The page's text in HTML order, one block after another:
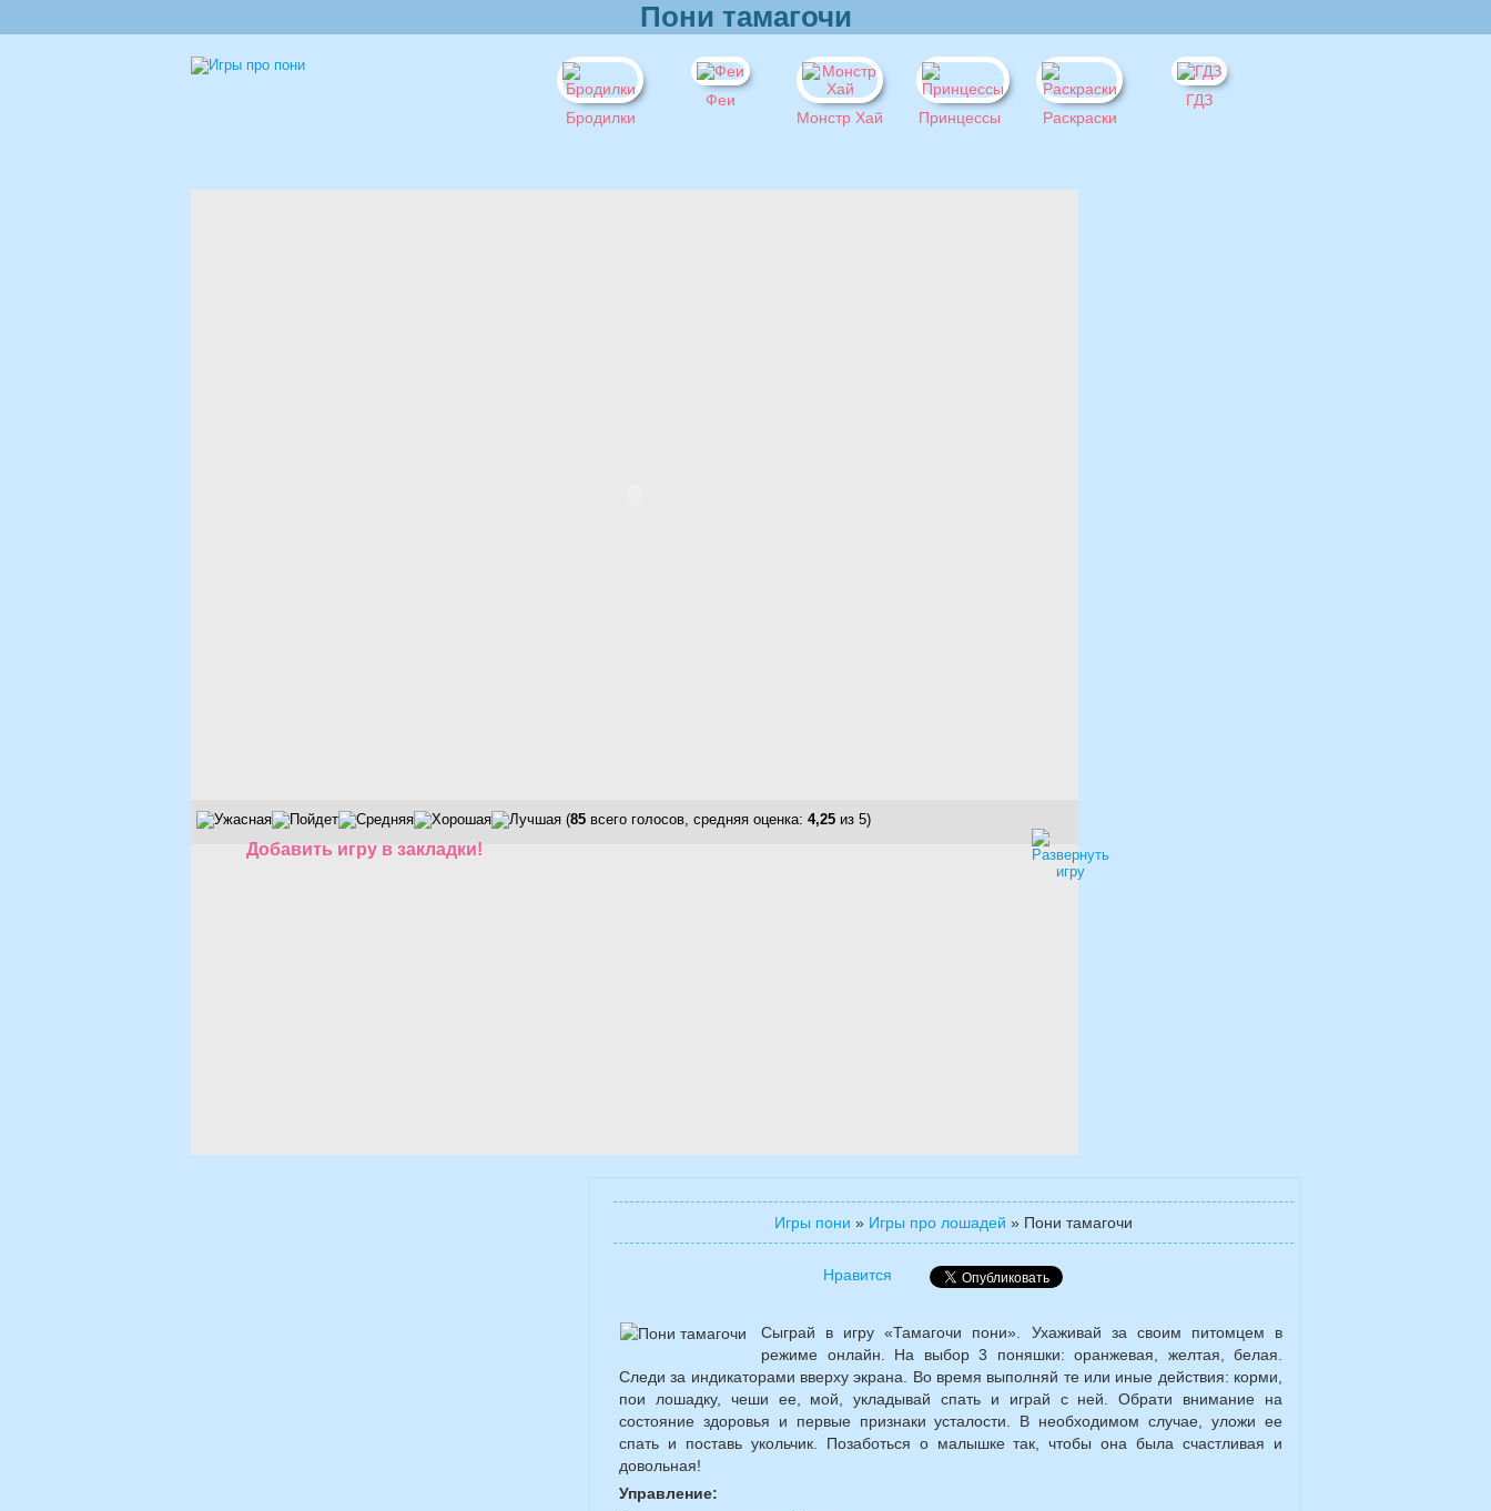
Пони тамагочи
Бродилки
Феи
Монстр Хай
Принцессы Раскраски
ГДЗ
(85 всего голосов, средняя оценка: 4,25 из 5)
Добавить игру в закладки!
Игры пони » Игры про лошадей » Пони тамагочи
Нравится
Сыграй в игру «Тамагочи пони». Ухаживай за своим питомцем в
режиме онлайн. На выбор 3 поняшки: оранжевая, желтая, белая.
Следи за индикаторами вверху экрана. Во время выполняй те или иные действия: корми,
пои лошадку, чеши ее, мой, укладывай спать и играй с ней. Обрати внимание на
состояние здоровья и первые признаки усталости. В необходимом случае, уложи ее
спать и поставь укольчик. Позаботься о малышке так, чтобы она была счастливая и
довольная!
Управление: